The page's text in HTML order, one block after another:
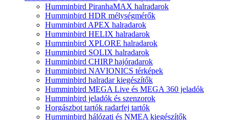
Humminbird PiranhaMAX halradarok
Humminbird HDR mélységmérők
Humminbird APEX halradarok
Humminbird HELIX halradarok
Humminbird XPLORE halradarok
Humminbird SOLIX halradarok
Humminbird CHIRP hajóradarok
Humminbird NAVIONICS térképek
Humminbird halradar kiegészítők
Humminbird MEGA Live és MEGA 360 jeladók
Humminbird jeladók és szenzorok
Horgászbot tartók radarfej tartók
Humminbird hálózati és NMEA kiegészítők